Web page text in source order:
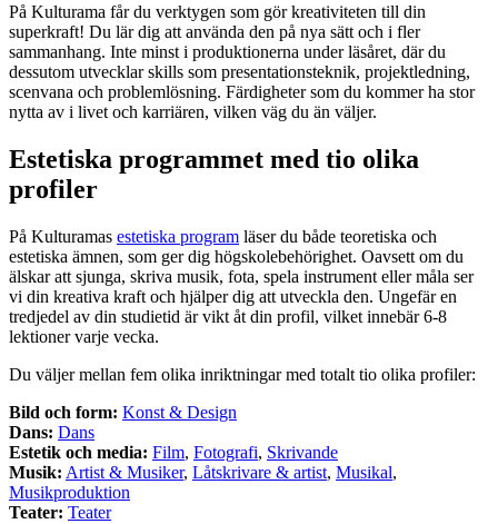
På Kulturama får du verktygen som gör kreativiteten till din
superkraft! Du lär dig att använda den på nya sätt och i fler
sammanhang. Inte minst i produktionerna under läsåret, där du
dessutom utvecklar skills som presentationsteknik, projektledning,
scenvana och problemlösning. Färdigheter som du kommer ha stor
nytta av i livet och karriären, vilken väg du än väljer.
Estetiska programmet med tio olika
profiler
På Kulturamas estetiska program läser du både teoretiska och
estetiska ämnen, som ger dig högskolebehörighet. Oavsett om du
älskar att sjunga, skriva musik, fota, spela instrument eller måla ser
vi din kreativa kraft och hjälper dig att utveckla den. Ungefär en
tredjedel av din studietid är vikt åt din profil, vilket innebär 6-8
lektioner varje vecka.
Du väljer mellan fem olika inriktningar med totalt tio olika profiler:
Bild och form: Konst & Design
Dans: Dans
Estetik och media: Film, Fotografi, Skrivande
Musik: Artist & Musiker, Låtskrivare & artist, Musikal,
Musikproduktion
Teater: Teater